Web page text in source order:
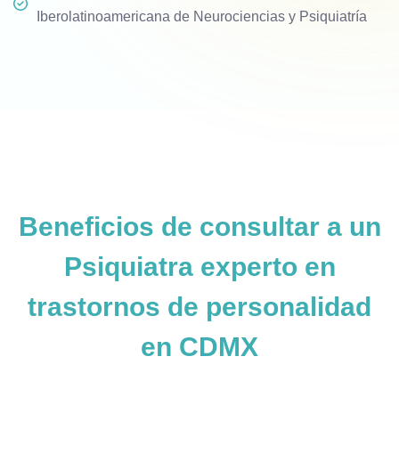
Iberolatinoamericana de Neurociencias y Psiquiatría
Beneficios de consultar a un
Psiquiatra experto en
trastornos de personalidad
en CDMX